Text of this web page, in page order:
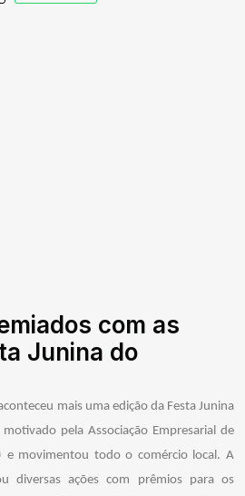
com as
Junina do
mais uma edição da Festa Junina
pela Associação Empresarial de
e movimentou todo o comércio local. A
diversas ações com prêmios para os